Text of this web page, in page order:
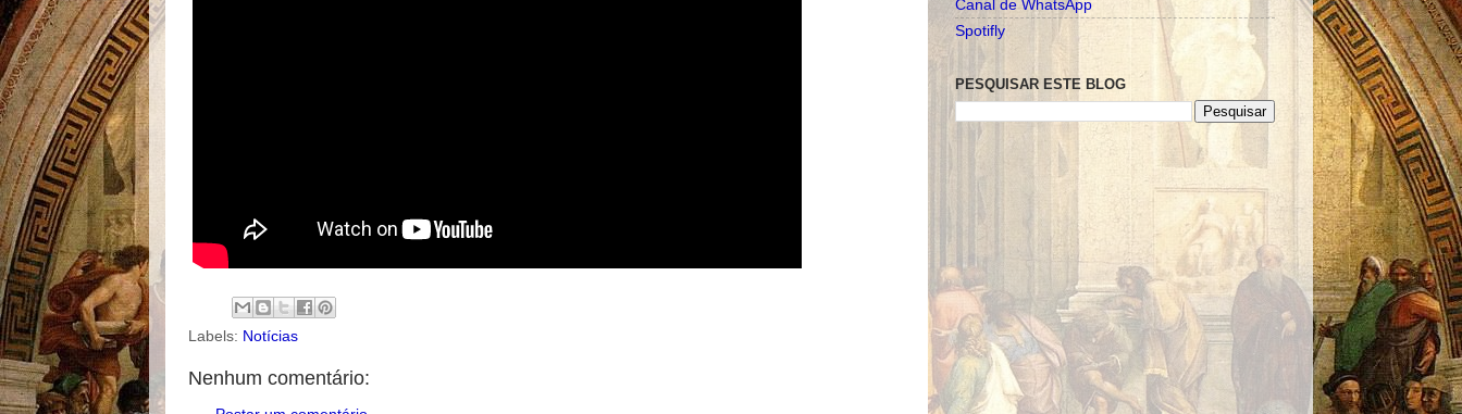
Labels: Notícias
Nenhum comentário:
Canal de WhatsApp
Spotifly
PESQUISAR ESTE BLOG